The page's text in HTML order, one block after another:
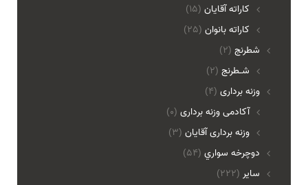
کاراته آقایان (15)
کاراته بانوان (25)
(2) شطرنج
شـطرنج (2)
(4) وزنه برداری
آکادمی وزنه برداری (0)
وزنه برداری آقایان (3)
(54) دوچرخه سواري
(222) ساير